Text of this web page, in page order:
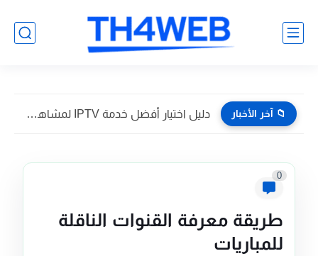
📁 آخر الأخبار دليل اختيار أفضل خدمة IPTV لمشاهدة القنوات بدون تقطيع
0
طريقة معرفة القنوات الناقلة
للمباريات